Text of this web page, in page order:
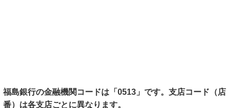
福島銀行の金融機関コードは「0513」です。支店コード（店
番）は各支店ごとに異なります。